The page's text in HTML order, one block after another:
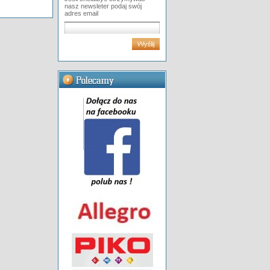
nasz newsleter podaj swój
adres email